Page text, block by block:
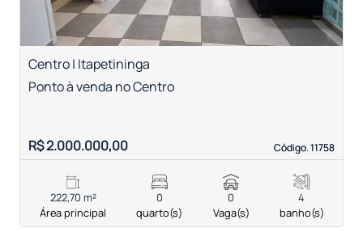
Centro | Itapetininga
Código. 11758
Código. 11758
Ponto à venda no Centro
R$ 2.000.000,00
222,70 m²
Área principal
0
quarto(s)
0
Vaga(s)
4
banho(s)